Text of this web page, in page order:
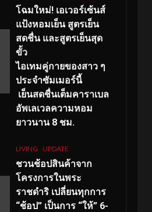
โฉมใหม่! เอเวอร์เซ้นส์
แป้งหอมเย็น สูตรเย็น
สดชื่น และสูตรเย็นสุด
ขั้ว
ไอเทมคู่กายของสาว ๆ
ประจำซัมเมอร์นี้
เย็นสดชื่นเต็มคาราเบล
อัพเลเวลความหอม
ยาวนาน 8 ชม.
LIVING UPDATE
ชวนช้อปสินค้าจาก
โครงการในพระ
ราชดำริ เปลี่ยนทุกการ
“ช้อป” เป็นการ “ให้” 6-